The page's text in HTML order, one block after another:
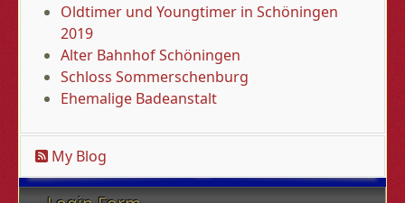
Oldtimer und Youngtimer in Schöningen
2019
Alter Bahnhof Schöningen
Schloss Sommerschenburg
Ehemalige Badeanstalt
My Blog